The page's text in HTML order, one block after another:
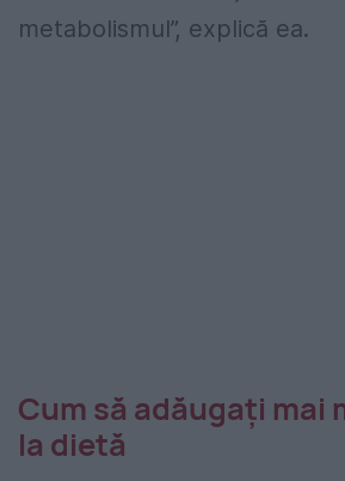
metabolismul”, explică ea.
Cum să adăugați mai
la dietă